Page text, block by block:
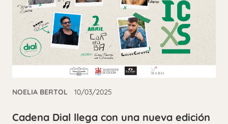
NOELIA BERTOL 10/03/2025
Cadena Dial llega con una nueva edición